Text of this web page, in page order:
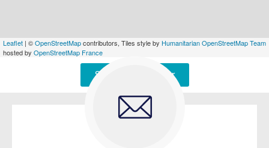
Leaflet | ©OpenStreetMapcontributors, Tiles style by Humanitarian OpenStreetMap Team
hosted by OpenStreetMap France
Signaler une erreur